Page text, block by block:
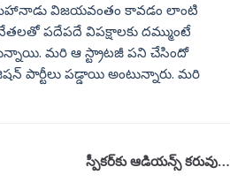
మహానాడు విజయవంతం కావడం లాంటి
పదేపదే విపక్షాలకు దమ్ముంటే
మరి ఆ స్ట్రాటజీ పని చేసిందో
పార్టీలు పడ్డాయి అంటున్నారు. మరి
స్పీకర్‌కు ఆడియన్స్ కరువు…